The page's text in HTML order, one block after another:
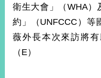
外
交
資
訊
衛生大會」（WHA）
約」（UNFCCC）等
薇外長本次來訪將
（E）